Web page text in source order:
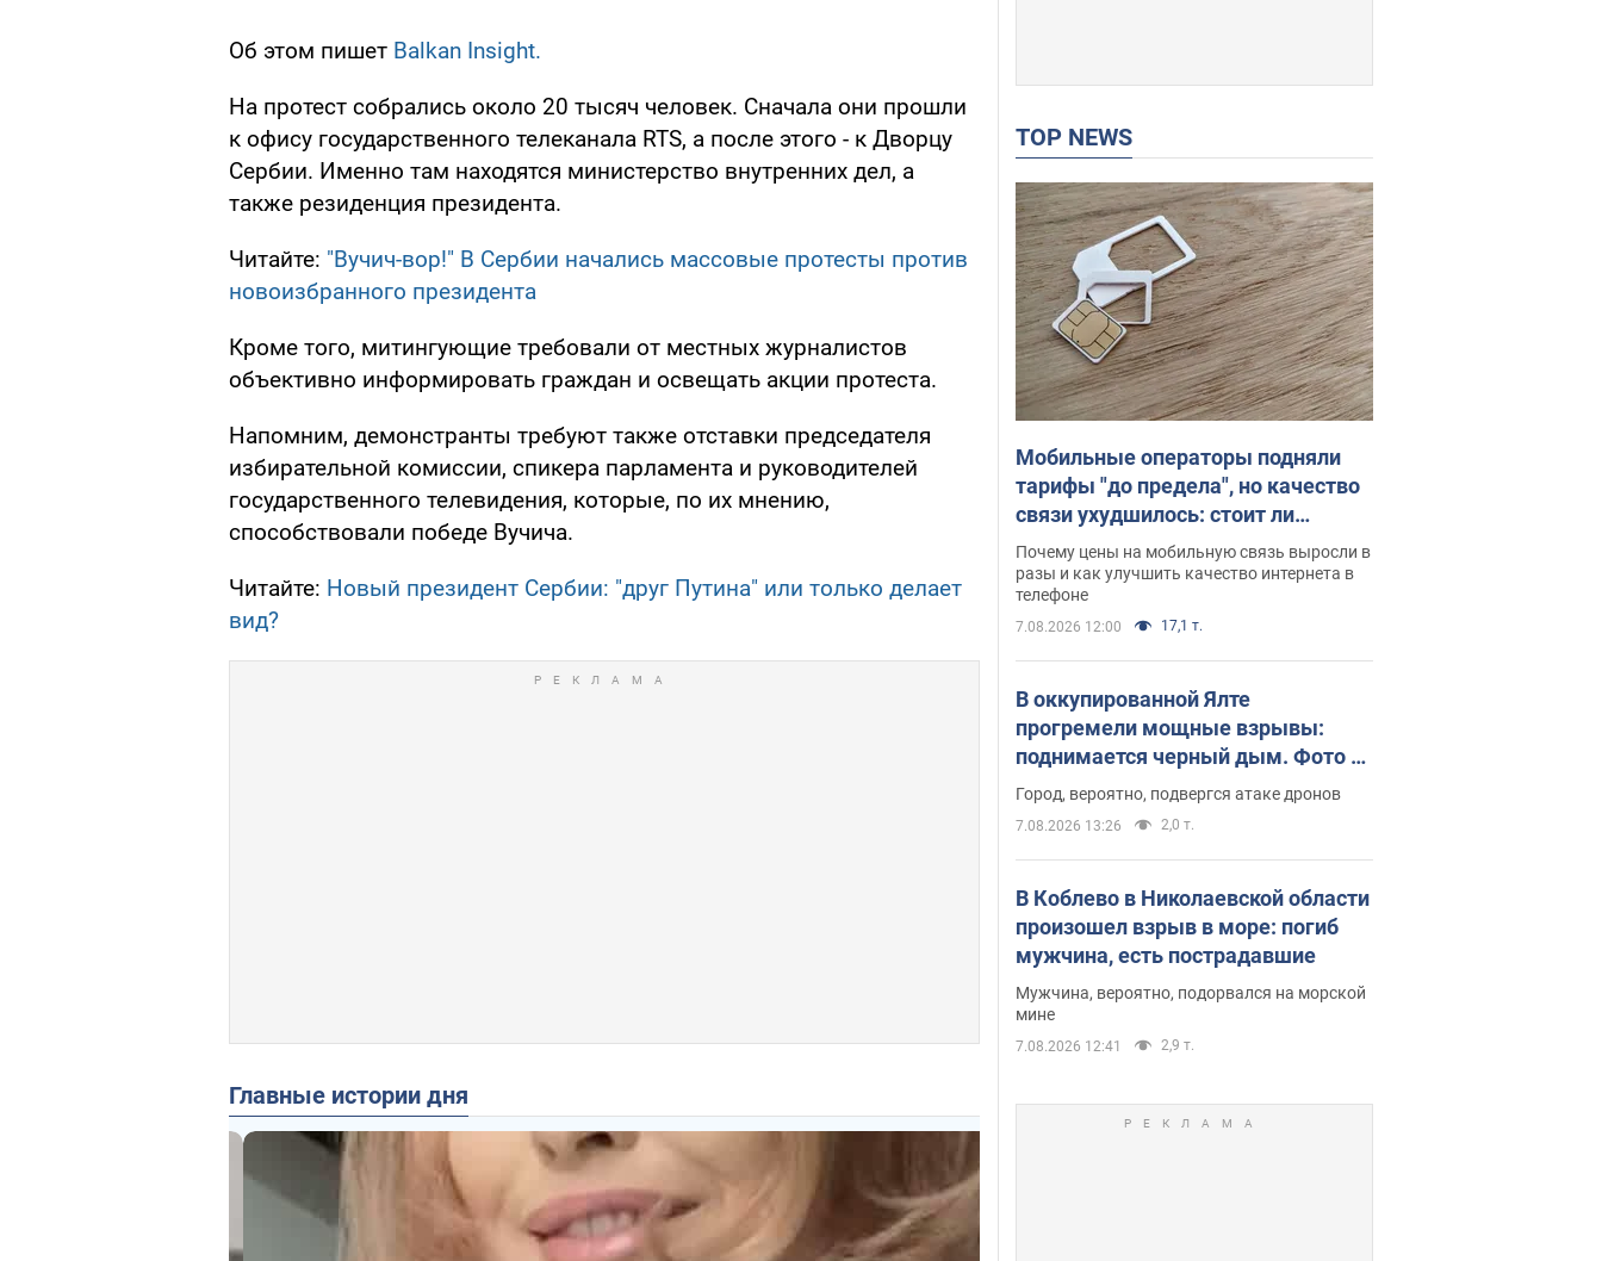
Об этом пишет Balkan Insight.
На протест собрались около 20 тысяч человек. Сначала они прошли
к офису государственного телеканала RTS, а после этого - к Дворцу
Сербии. Именно там находятся министерство внутренних дел, а
также резиденция президента.
Читайте: "Вучич-вор!" В Сербии начались массовые протесты против
новоизбранного президента
Кроме того, митингующие требовали от местных журналистов
объективно информировать граждан и освещать акции протеста.
Напомним, демонстранты требуют также отставки председателя
избирательной комиссии, спикера парламента и руководителей
государственного телевидения, которые, по их мнению,
способствовали победе Вучича.
Читайте: Новый президент Сербии: "друг Путина" или только делает
вид?
Главные истории дня
TOP NEWS
Мобильные операторы подняли
тарифы "до предела", но качество
связи ухудшилось: стоит ли
жаловаться на цены
Почему цены на мобильную связь выросли в
разы и как улучшить качество интернета в
телефоне
7.08.2026 12:00 17,1 т.
В оккупированной Ялте
прогремели мощные взрывы:
поднимается черный дым. Фото и
видео
Город, вероятно, подвергся атаке дронов
7.08.2026 13:26 2,0 т.
В Коблево в Николаевской области
произошел взрыв в море: погиб
мужчина, есть пострадавшие
Мужчина, вероятно, подорвался на морской
мине
7.08.2026 12:41 2,9 т.